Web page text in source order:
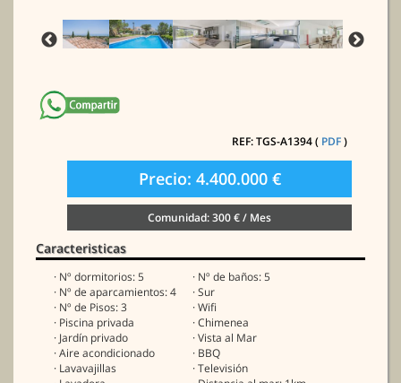
REF: TGS-A1394 ( PDF)
Precio: 4.400.000 €
Comunidad: 300 € / Mes
Caracteristicas
· Nº dormitorios: 5
· Nº de baños: 5
· Nº de aparcamientos: 4
· Sur
· Nº de Pisos: 3
· Wifi
· Piscina privada
· Chimenea
· Jardín privado
· Vista al Mar
· Aire acondicionado
· BBQ
· Lavavajillas
· Televisión